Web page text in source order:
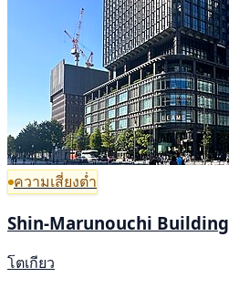
ความเสี่ยงต่ำ
Shin-Marunouchi Building
โตเกียว